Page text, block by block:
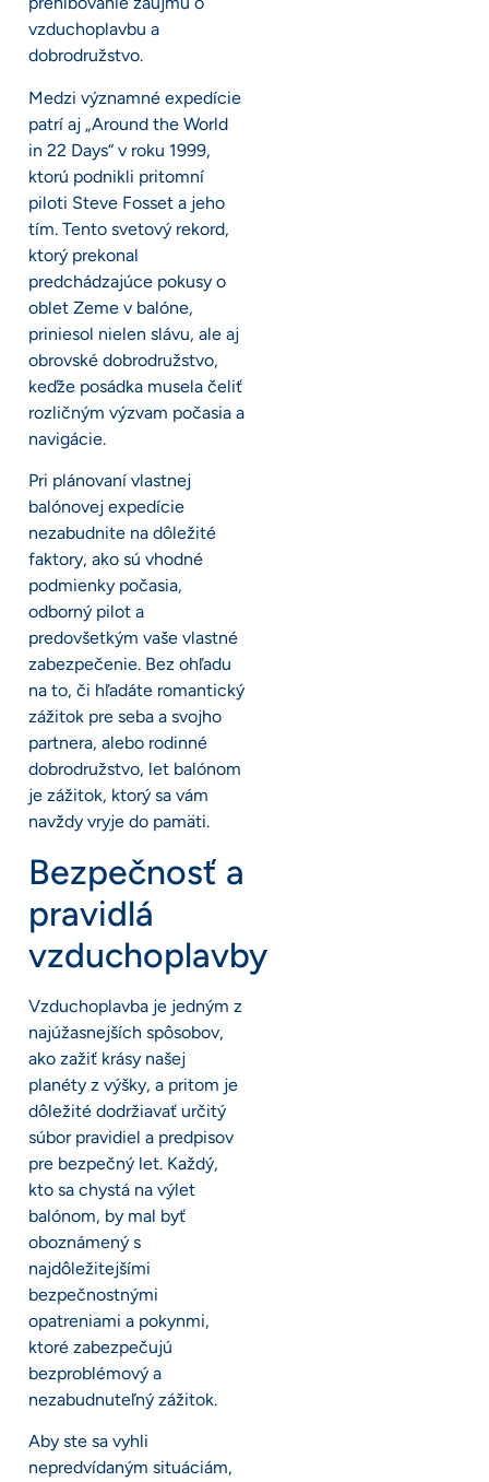
vzduchoplavbu a
dobrodružstvo.
Medzi významné expedície
patrí aj „Around the World
in 22 Days“ v roku 1999,
ktorú podnikli pritomní
piloti Steve Fosset a jeho
tím. Tento svetový rekord,
ktorý prekonal
predchádzajúce pokusy o
oblet Zeme v balóne,
priniesol nielen slávu, ale aj
obrovské dobrodružstvo,
keďže posádka musela čeliť
rozličným výzvam počasia a
navigácie.
Pri plánovaní vlastnej
balónovej expedície
nezabudnite na dôležité
faktory, ako sú vhodné
podmienky počasia,
odborný pilot a
predovšetkým vaše vlastné
zabezpečenie. Bez ohľadu
na to, či hľadáte romantický
zážitok pre seba a svojho
partnera, alebo rodinné
dobrodružstvo, let balónom
je zážitok, ktorý sa vám
navždy vryje do pamäti.
Bezpečnosť a
pravidlá
vzduchoplavby
Vzduchoplavba je jedným z
najúžasnejších spôsobov,
ako zažiť krásy našej
planéty z výšky, a pritom je
dôležité dodržiavať určitý
súbor pravidiel a predpisov
pre bezpečný let. Každý,
kto sa chystá na výlet
balónom, by mal byť
oboznámený s
najdôležitejšími
bezpečnostnými
opatreniami a pokynmi,
ktoré zabezpečujú
bezproblémový a
nezabudnuteľný zážitok.
Aby ste sa vyhli
nepredvídaným situáciám,